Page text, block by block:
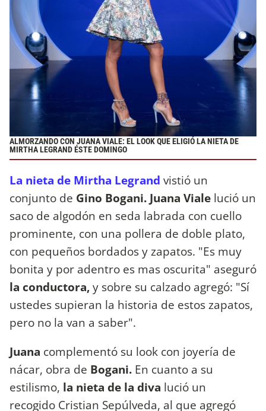
ALMORZANDO CON JUANA VIALE: EL LOOK QUE ELIGIÓ LA NIETA DE
MIRTHA LEGRAND ÉSTE DOMINGO
La nieta de Mirtha Legrand vistió un
conjunto de Gino Bogani. Juana Viale lució un
saco de algodón en seda labrada con cuello
prominente, con una pollera de doble plato,
con pequeños bordados y zapatos. "Es muy
bonita y por adentro es mas oscurita" aseguró
la conductora,y sobre su calzado agregó: "Sí
ustedes supieran la historia de estos zapatos,
pero no la van a saber".
Juana complementó su look con joyería de
nácar, obra de Bogani. En cuanto a su
estilismo, la nieta de la diva lució un
recogido Cristian Sepúlveda, al que agregó